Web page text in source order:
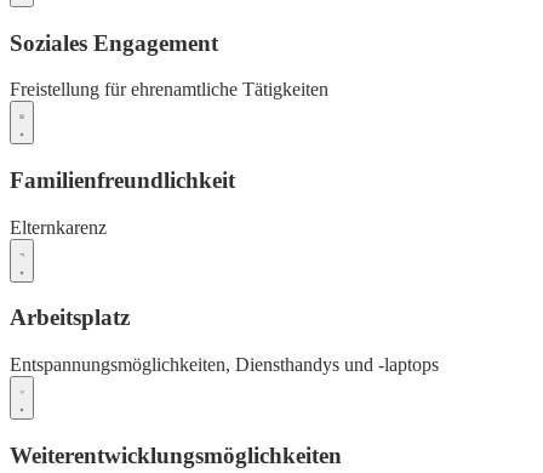
Soziales Engagement
Freistellung für ehrenamtliche Tätigkeiten
Familienfreundlichkeit
Elternkarenz
Arbeitsplatz
Entspannungsmöglichkeiten, Diensthandys und -laptops
Weiterentwicklungsmöglichkeiten